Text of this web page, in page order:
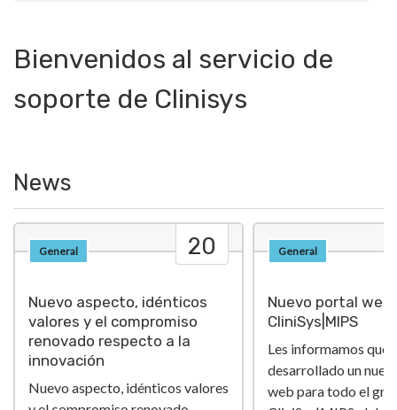
Bienvenidos al servicio de
soporte de Clinisys
News
20
General
Nuevo aspecto, idénticos
valores y el compromiso
renovado respecto a la
innovación
Nuevo aspecto, idénticos valores
General
Nuevo portal web
CliniSys|MIPS
Les informamos que
desarrollado un
web para todo el